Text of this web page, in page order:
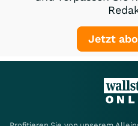
Jetzt